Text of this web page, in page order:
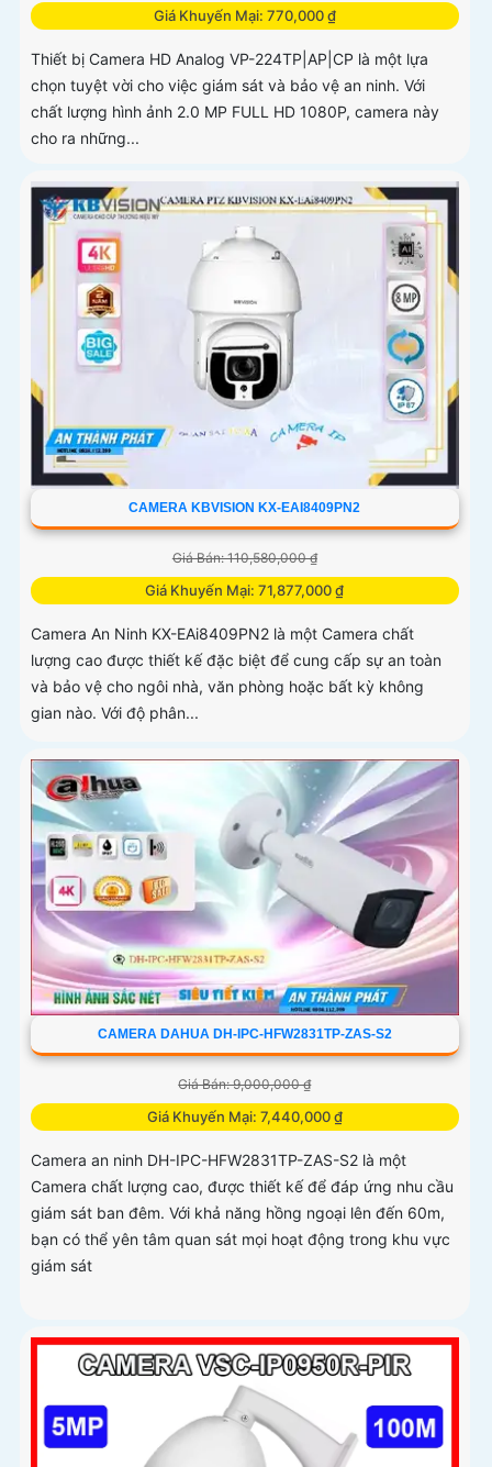
Giá Khuyến Mại: 770,000 ₫
Thiết bị Camera HD Analog VP-224TP|AP|CP là một lựa
chọn tuyệt vời cho việc giám sát và bảo vệ an ninh. Với
chất lượng hình ảnh 2.0 MP FULL HD 1080P, camera này
cho ra những...
CAMERA KBVISION KX-EAI8409PN2
Giá Bán: 110,580,000 ₫
Giá Khuyến Mại: 71,877,000 ₫
Camera An Ninh KX-EAi8409PN2 là một Camera chất
lượng cao được thiết kế đặc biệt để cung cấp sự an toàn
và bảo vệ cho ngôi nhà, văn phòng hoặc bất kỳ không
gian nào. Với độ phân...
CAMERA DAHUA DH-IPC-HFW2831TP-ZAS-S2
Giá Bán: 9,000,000 ₫
Giá Khuyến Mại: 7,440,000 ₫
Camera an ninh DH-IPC-HFW2831TP-ZAS-S2 là một
Camera chất lượng cao, được thiết kế để đáp ứng nhu cầu
giám sát ban đêm. Với khả năng hồng ngoại lên đến 60m,
bạn có thể yên tâm quan sát mọi hoạt động trong khu vực
giám sát